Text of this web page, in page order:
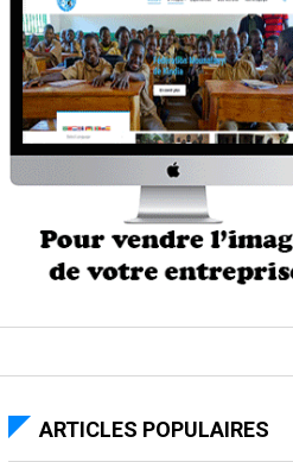
ARTICLES POPULAIRES